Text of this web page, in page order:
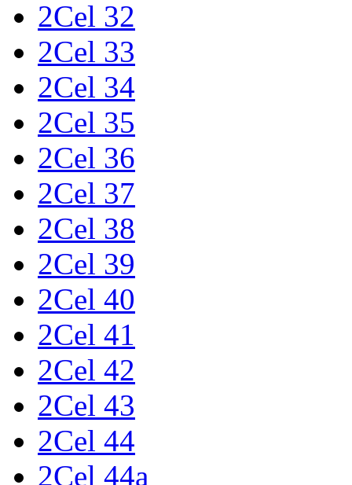
2Cel 32
2Cel 33
2Cel 34
2Cel 35
2Cel 36
2Cel 37
2Cel 38
2Cel 39
2Cel 40
2Cel 41
2Cel 42
2Cel 43
2Cel 44
2Cel 44a